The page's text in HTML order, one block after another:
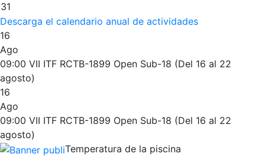
Patrocinio
Ventajas sociales
Inscripciones El Godó del Socio/a
31
Descarga el calendario anual de actividades
16
Ago
09:00 VII ITF RCTB-1899 Open Sub-18 (Del 16 al 22
agosto)
16
Ago
09:00 VII ITF RCTB-1899 Open Sub-18 (Del 16 al 22
agosto)
Temperatura de la piscina